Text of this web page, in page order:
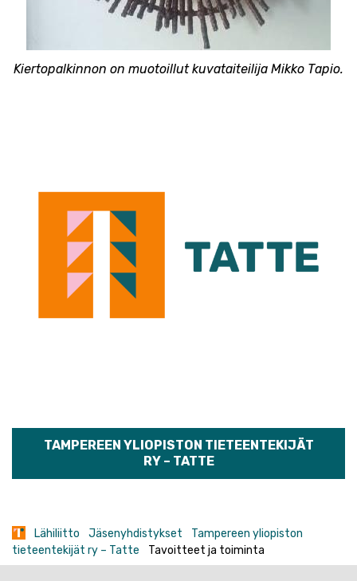
Kiertopalkinnon on muotoillut kuvataiteilija Mikko Tapio.
TAMPEREEN YLIOPISTON TIETEENTEKIJÄT
RY – TATTE
Lähiliitto Jäsenyhdistykset
Tampereen yliopiston
tieteentekijät ry – Tatte
Tavoitteet ja toiminta